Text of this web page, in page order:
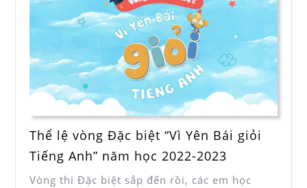
Thể lệ vòng Đặc biệt “Vì Yên Bái giỏi
Tiếng Anh” năm học 2022-2023
Vòng thi Đặc biệt sắp đến rồi, các em học